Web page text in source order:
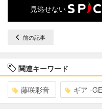
見逃せない
前の記事
関連キーワード
藤咲彩音 ギア -